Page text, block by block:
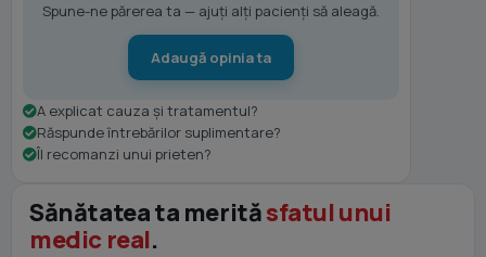
Spune-ne părerea ta — ajuți alți pacienți să aleagă.
Adaugă opinia ta
A explicat cauza și tratamentul?
Răspunde întrebărilor suplimentare?
Îl recomanzi unui prieten?
Sănătatea ta merităsfatul unui
medic real.